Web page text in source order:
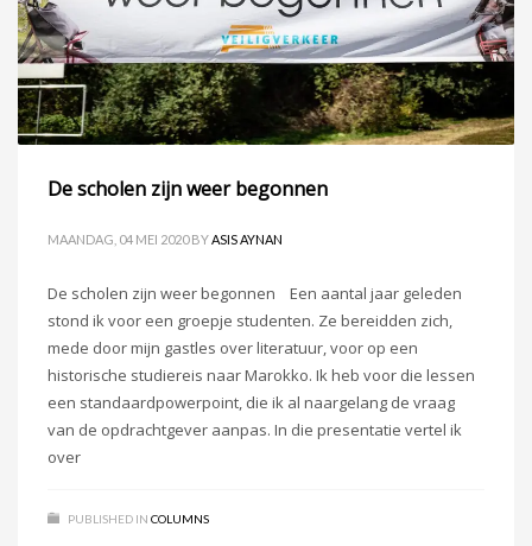
De scholen zijn weer begonnen
MAANDAG, 04 MEI 2020 BYASIS AYNAN
De scholen zijn weer begonnen Een aantal jaar geleden
stond ik voor een groepje studenten. Ze bereidden zich,
mede door mijn gastles over literatuur, voor op een
historische studiereis naar Marokko. Ik heb voor die lessen
een standaardpowerpoint, die ik al naargelang de vraag
van de opdrachtgever aanpas. In die presentatie vertel ik
over
PUBLISHED IN COLUMNS